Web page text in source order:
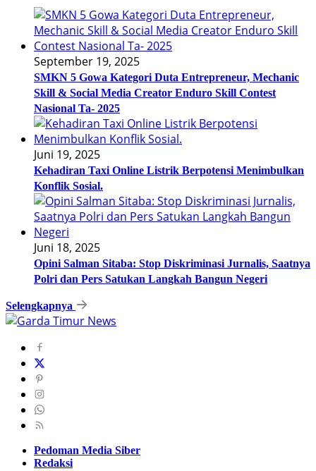
September 19, 2025
SMKN 5 Gowa Kategori Duta Entrepreneur, Mechanic
Skill & Social Media Creator Enduro Skill Contest
Nasional Ta- 2025
Juni 19, 2025
Kehadiran Taxi Online Listrik Berpotensi Menimbulkan
Konflik Sosial.
Juni 18, 2025
Opini Salman Sitaba: Stop Diskriminasi Jurnalis, Saatnya
Polri dan Pers Satukan Langkah Bangun Negeri
Selengkapnya
Pedoman Media Siber
Redaksi